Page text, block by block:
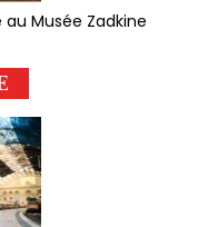
Musée Zadkine